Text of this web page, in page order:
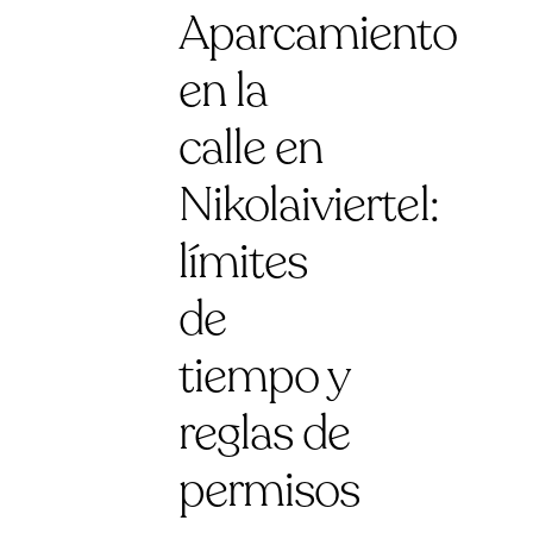
Aparcamiento
en la
calle en
Nikolaiviertel:
límites
de
tiempo y
reglas de
permisos